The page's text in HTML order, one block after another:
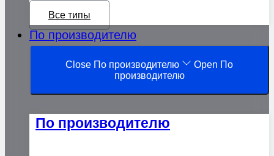
Все типы
По производителю
Close По производителю
Open По
производителю
По производителю